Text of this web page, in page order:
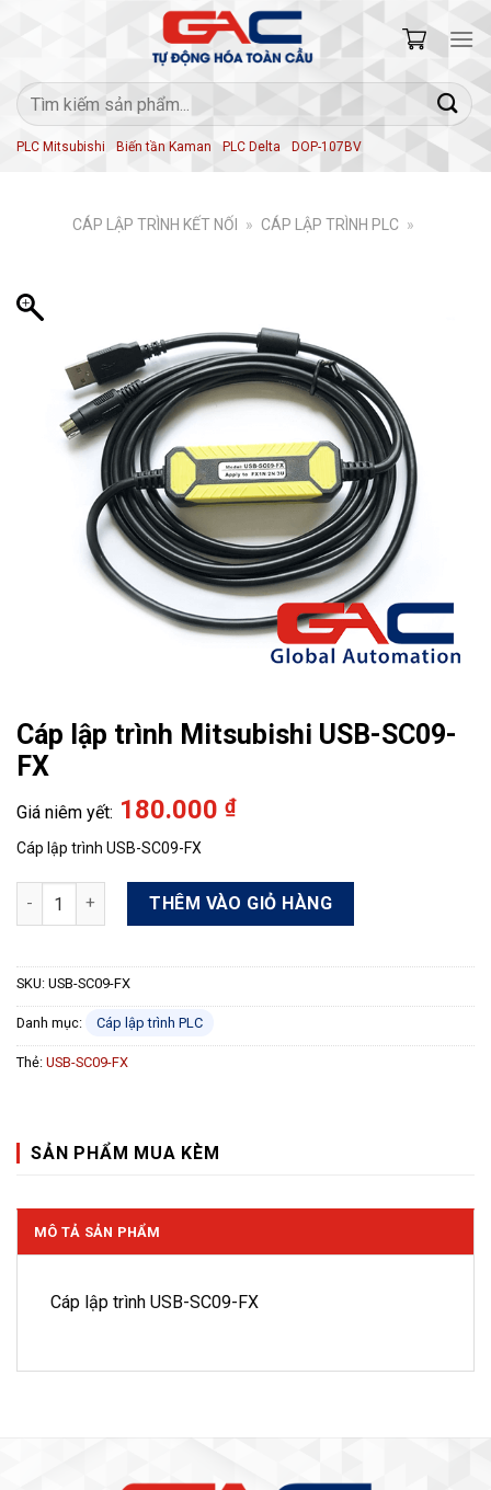
Tìm
kiếm:
PLC Mitsubishi Biến tần Kaman PLC Delta DOP-107BV
CÁP LẬP TRÌNH KẾT NỐI » CÁP LẬP TRÌNH PLC »
Cáp lập trình Mitsubishi USB-SC09-
FX
180.000 ₫
Cáp lập trình USB-SC09-FX
Cáp lập trình Mitsubishi USB-SC09-FX số lượng
THÊM VÀO GIỎ HÀNG
SKU: USB-SC09-FX
Danh mục: Cáp lập trình PLC
Thẻ: USB-SC09-FX
SẢN PHẨM MUA KÈM
MÔ TẢ SẢN PHẨM
Cáp lập trình USB-SC09-FX